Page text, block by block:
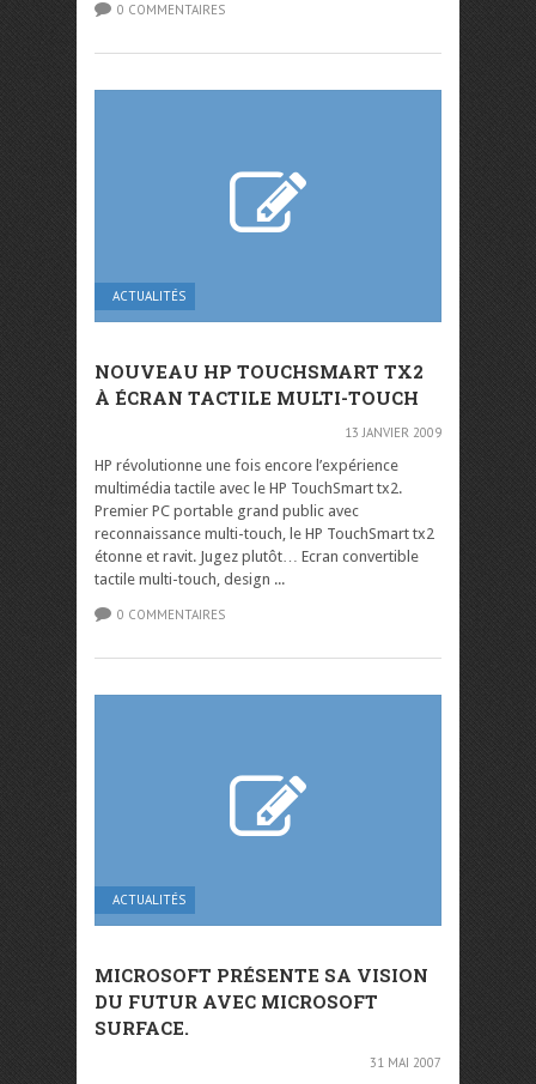
0 COMMENTAIRES
ACTUALITÉS
NOUVEAU HP TOUCHSMART TX2
À ÉCRAN TACTILE MULTI-TOUCH
13 JANVIER 2009
HP révolutionne une fois encore l’expérience
multimédia tactile avec le HP TouchSmart tx2.
Premier PC portable grand public avec
reconnaissance multi-touch, le HP TouchSmart tx2
étonne et ravit. Jugez plutôt… Ecran convertible
tactile multi-touch, design ...
0 COMMENTAIRES
ACTUALITÉS
MICROSOFT PRÉSENTE SA VISION
DU FUTUR AVEC MICROSOFT
SURFACE.
31 MAI 2007